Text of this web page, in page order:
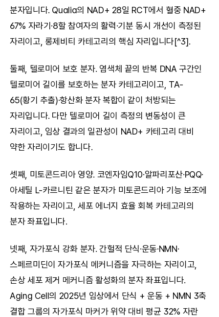
분자입니다. Qualia의 NAD+ 28일 RCT에서 혈중 NAD+
67% 자라기·8할 참여자의 활력·기분 동시 개선이 측정된
자리이고, 롱제비티 카테고리의 핵심 자리입니다[^3].
둘째, 텔로미어 보호 분자. 염색체 끝의 반복 DNA 구간인
텔로미어 길이를 보호하는 분자 카테고리이고, TA-
65(황기 추출)·항산화 분자 복합이 같이 처방되는
자리입니다. 다만 텔로미어 길이 측정의 변동성이 큰
자리이고, 임상 결과의 일관성이 NAD+ 카테고리 대비
약한 자리이기도 합니다.
셋째, 미토콘드리아 영양. 코엔자임Q10·알파리포산·PQQ·
아세틸 L-카르니틴 같은 분자가 미토콘드리아 기능 보조에
작용하는 자리이고, 세포 에너지 효율 회복 카테고리의
분자 좌표입니다.
넷째, 자가포식 강화 분자. 간헐적 단식·운동·NMN·
스페르미딘이 자가포식 메커니즘을 자극하는 자리이고,
손상 세포 제거 메커니즘 활성화의 분자 좌표입니다.
Aging Cell의 2025년 임상에서 단식 + 운동 + NMN 3축
결합 그룹의 자가포식 마커가 위약 대비 평균 32% 자란